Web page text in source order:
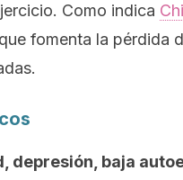
Como indica
fomenta la pérdida
depresión, baja